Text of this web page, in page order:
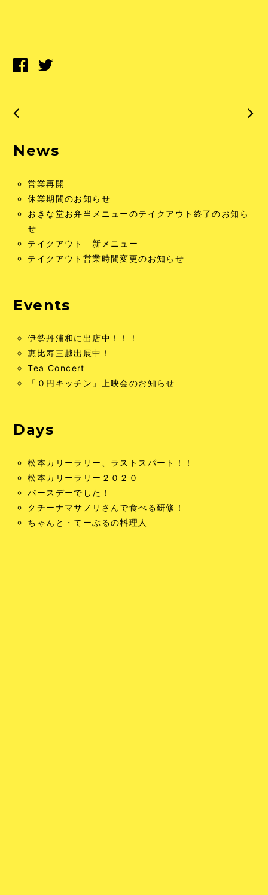
News
営業再開
休業期間のお知らせ
おきな堂お弁当メニューのテイクアウト終了のお知ら
せ
テイクアウト 新メニュー
テイクアウト営業時間変更のお知らせ
Events
伊勢丹浦和に出店中！！！
恵比寿三越出展中！
Tea Concert
「０円キッチン」上映会のお知らせ
Days
松本カリーラリー、ラストスパート！！
松本カリーラリー２０２０
バースデーでした！
クチーナマサノリさんで食べる研修！
ちゃんと・てーぶるの料理人